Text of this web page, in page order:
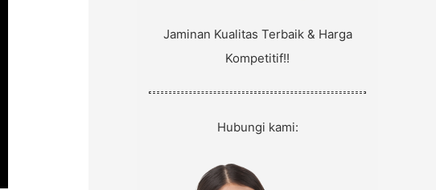
Jaminan Kualitas Terbaik & Harga
Kompetitif!!
Hubungi kami: